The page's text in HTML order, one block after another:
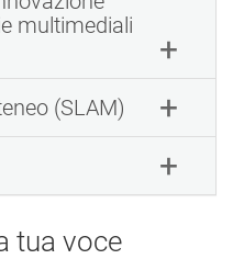
multimediali
(SLAM)
tua voce